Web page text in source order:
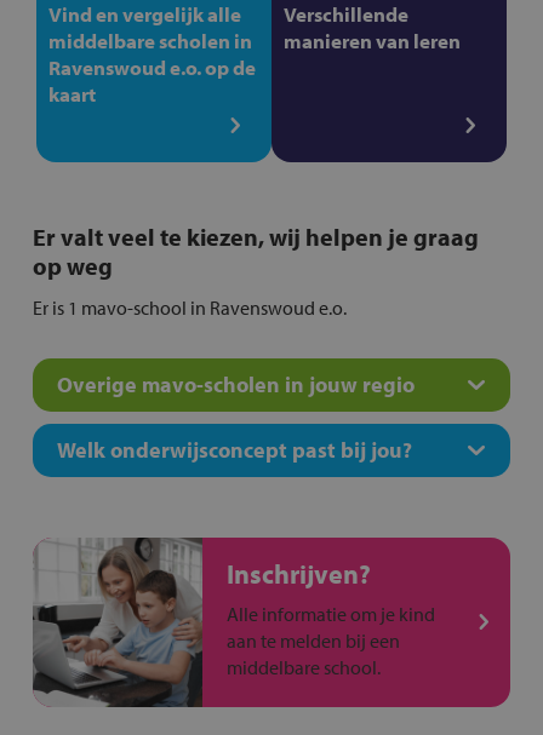
Vind en vergelijk alle
middelbare scholen in
Ravenswoud e.o. op de
kaart
Verschillende
manieren van leren
Er valt veel te kiezen, wij helpen je graag
op weg
Er is 1 mavo-school in Ravenswoud e.o.
Overige mavo-scholen in jouw regio
Welk onderwijsconcept past bij jou?
Inschrijven?
Alle informatie om je kind
aan te melden bij een
middelbare school.